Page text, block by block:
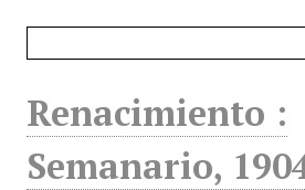
Renacimiento :
Semanario,